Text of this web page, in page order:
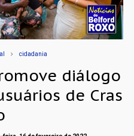
cidadania
diálogo
de Cras